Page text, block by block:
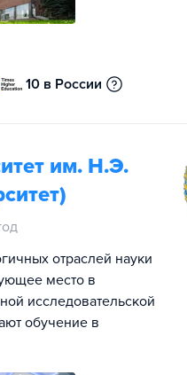
10 в России
им. Н.Э.
отраслей науки
место в
исследовательской
обучение в